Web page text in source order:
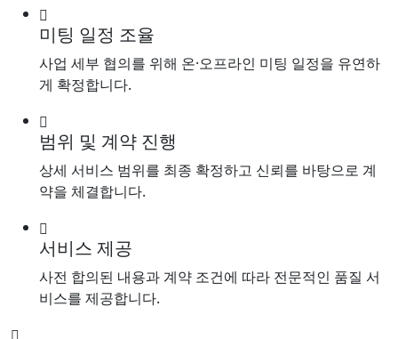
미팅 일정 조율
사업 세부 협의를 위해 온·오프라인 미팅 일정을 유연하
게 확정합니다.
범위 및 계약 진행
상세 서비스 범위를 최종 확정하고 신뢰를 바탕으로 계
약을 체결합니다.
서비스 제공
사전 합의된 내용과 계약 조건에 따라 전문적인 품질 서
비스를 제공합니다.